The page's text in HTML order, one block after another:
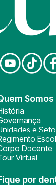
Somos
e
Docente
Virtual
por